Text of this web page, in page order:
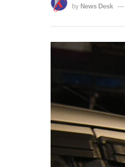
byNews Desk